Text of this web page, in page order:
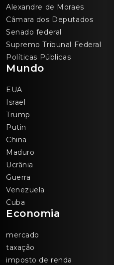
Alexandre de Moraes
Câmara dos Deputados
Senado federal
Supremo Tribunal Federal
Políticas Públicas
Mundo
EUA
Israel
Trump
Putin
China
Maduro
Ucrânia
Guerra
Venezuela
Cuba
Economia
mercado
taxação
imposto de renda